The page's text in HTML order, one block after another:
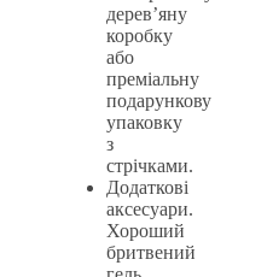
дерев’яну
коробку
або
преміальну
подарункову
упаковку
з
стрічками.
Додаткові
аксесуари.
Хороший
бритвений